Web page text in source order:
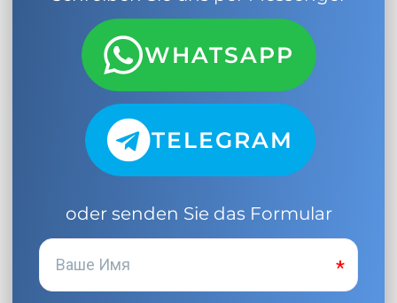
WHATSAPP
TELEGRAM
oder senden Sie das Formular